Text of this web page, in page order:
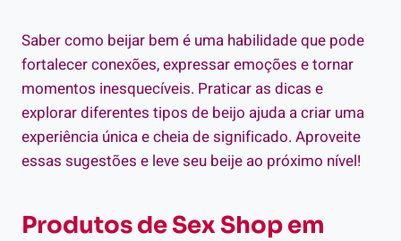
Saber como beijar bem é uma habilidade que pode
fortalecer conexões, expressar emoções e tornar
momentos inesquecíveis. Praticar as dicas e
explorar diferentes tipos de beijo ajuda a criar uma
experiência única e cheia de significado. Aproveite
essas sugestões e leve seu beije ao próximo nível!
Produtos de Sex Shop em